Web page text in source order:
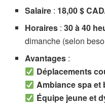
Salaire : 18,00 $
Horaires :30 à 40
dimanche (selon
Avantages :
Déplacements
Ambiance spa et
Équipe jeune et